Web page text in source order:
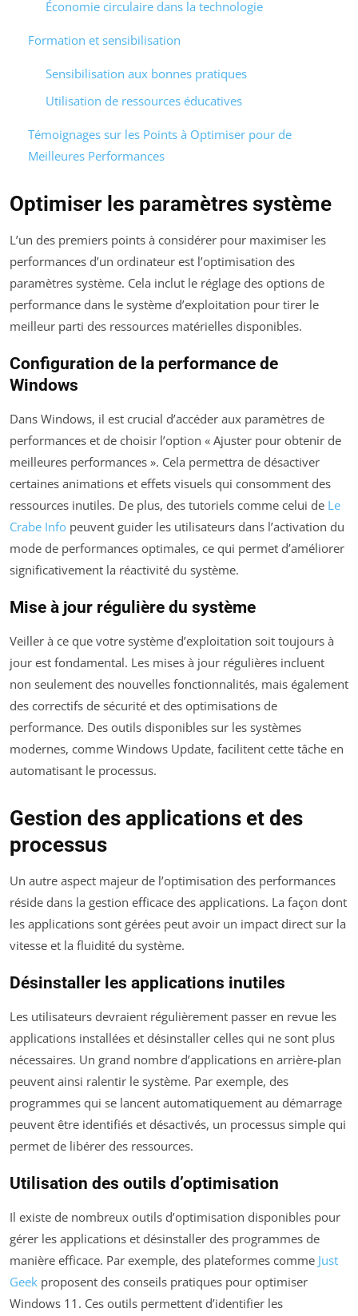
Économie circulaire dans la technologie
Formation et sensibilisation
Sensibilisation aux bonnes pratiques
Utilisation de ressources éducatives
Témoignages sur les Points à Optimiser pour de
Meilleures Performances
Optimiser les paramètres système
L’un des premiers points à considérer pour maximiser les
performances d’un ordinateur est l’optimisation des
paramètres système. Cela inclut le réglage des options de
performance dans le système d’exploitation pour tirer le
meilleur parti des ressources matérielles disponibles.
Configuration de la performance de
Windows
Dans Windows, il est crucial d’accéder aux paramètres de
performances et de choisir l’option « Ajuster pour obtenir de
meilleures performances ». Cela permettra de désactiver
certaines animations et effets visuels qui consomment des
ressources inutiles. De plus, des tutoriels comme celui de Le
Crabe Info peuvent guider les utilisateurs dans l’activation du
mode de performances optimales, ce qui permet d’améliorer
significativement la réactivité du système.
Mise à jour régulière du système
Veiller à ce que votre système d’exploitation soit toujours à
jour est fondamental. Les mises à jour régulières incluent
non seulement des nouvelles fonctionnalités, mais également
des correctifs de sécurité et des optimisations de
performance. Des outils disponibles sur les systèmes
modernes, comme Windows Update, facilitent cette tâche en
automatisant le processus.
Gestion des applications et des
processus
Un autre aspect majeur de l’optimisation des performances
réside dans la gestion efficace des applications. La façon dont
les applications sont gérées peut avoir un impact direct sur la
vitesse et la fluidité du système.
Désinstaller les applications inutiles
Les utilisateurs devraient régulièrement passer en revue les
applications installées et désinstaller celles qui ne sont plus
nécessaires. Un grand nombre d’applications en arrière-plan
peuvent ainsi ralentir le système. Par exemple, des
programmes qui se lancent automatiquement au démarrage
peuvent être identifiés et désactivés, un processus simple qui
permet de libérer des ressources.
Utilisation des outils d’optimisation
Il existe de nombreux outils d’optimisation disponibles pour
gérer les applications et désinstaller des programmes de
manière efficace. Par exemple, des plateformes comme Just
Geek proposent des conseils pratiques pour optimiser
Windows 11. Ces outils permettent d’identifier les